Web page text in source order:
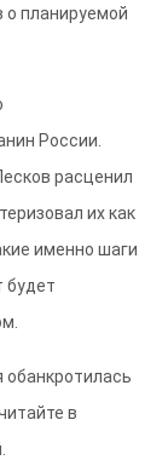
планируемой
России.
расценил
их как
именно шаги
будет
в